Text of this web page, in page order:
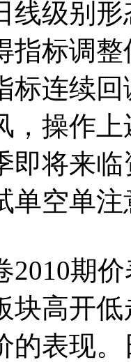
线级别
指标调
标连续
，操作
即将来
单空单
期价
块高开
的表现